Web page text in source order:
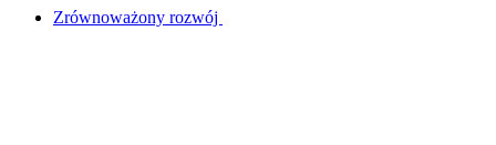
Zrównoważony rozwój